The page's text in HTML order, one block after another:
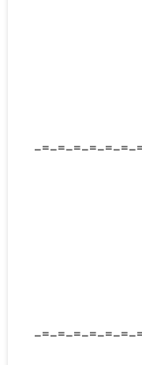
-=-=-=-=-=-=-
-=-=-=-=-=-=-